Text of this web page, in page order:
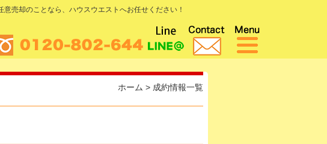
売却のことなら、ハウスウエストへお任せください！
ホーム > 成約情報一覧